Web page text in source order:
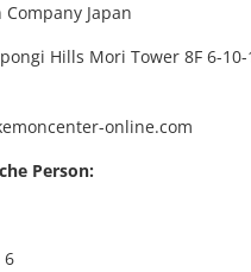
Company Japan
Hills Mori Tower 8F 6-10-
online.com
Person:
6